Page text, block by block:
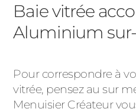
Baie vitrée
Aluminium
Pour correspondre à
vitrée, pensez au sur
Menuisier Créateur